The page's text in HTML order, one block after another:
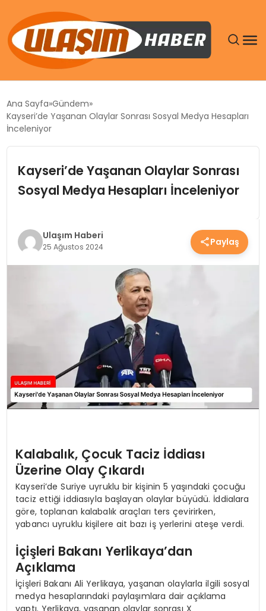
SIYASET
EKONOMI
TEKNOLOJI
Ana Sayfa Gündem
Kayseri’de Yaşanan Olaylar Sonrası Sosyal Medya Hesapları
İnceleniyor
Kayseri’de Yaşanan Olaylar Sonrası
Sosyal Medya Hesapları İnceleniyor
Ulaşım Haberi
25 Ağustos 2024 Paylaş
Kalabalık, Çocuk Taciz İddiası
Üzerine Olay Çıkardı
Kayseri’de Suriye uyruklu bir kişinin 5 yaşındaki çocuğu
taciz ettiği iddiasıyla başlayan olaylar büyüdü. İddialara
göre, toplanan kalabalık araçları ters çevirirken,
yabancı uyruklu kişilere ait bazı iş yerlerini ateşe verdi.
İçişleri Bakanı Yerlikaya’dan
Açıklama
İçişleri Bakanı Ali Yerlikaya, yaşanan olaylarla ilgili sosyal
medya hesaplarındaki paylaşımlara dair açıklama
yaptı. Yerlikaya, yaşanan olaylar sonrası X